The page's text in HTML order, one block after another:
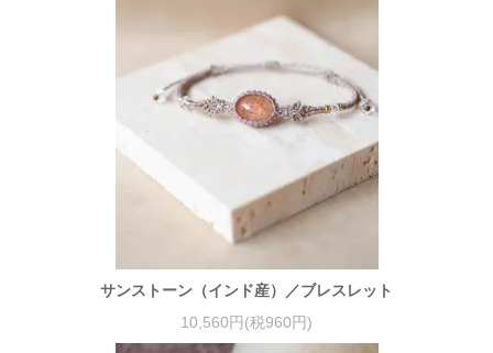
サンストーン（インド産）／ブレスレット
10,560円(税960円)